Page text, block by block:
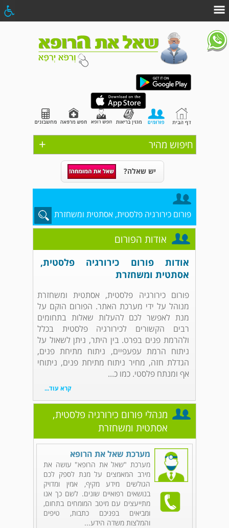
+ חיפוש מהיר
יש שאלה?
פורום כירורגיה פלסטית, אסתטית ומשחזרת
אודות הפורום
אודות פורום כירורגיה פלסטית,
אסתטית ומשחזרת
פורום כירורגיה פלסטית, אסתטית ומשחזרת
מנוהל על ידי מערכת האתר. הפורום הוקם על
מנת לאפשר לכם להעלות שאלות בתחומים
רבים הקשורים לכירורגיה פלסטית בכלל
ולהרמת פנים בפרט. בין היתר, ניתן לשאול על
ניתוח הרמת עפעפיים, ניתוח מתיחת פנים,
הגדלת חזה, מחיר ניתוח מתיחת פנים, ניתוחי
אף ומנתח פלסטי. כמו כ...
קרא עוד...
מנהלי פורום כירורגיה פלסטית,
אסתטית ומשחזרת
מערכת שאל את הרופא
מערכת "שאל את הרופא" עושה את
מירב המאמצים על מנת לספק לכם
הגולשים מידע מקיף, אמין ומדויק
בנושאים רפואיים שונים. לשם כך אנו
מתייעצים עם מיטב המומחים בתחום,
ומביאים בפניכם כתבות, טיפים
והמלצות משדה הידע...